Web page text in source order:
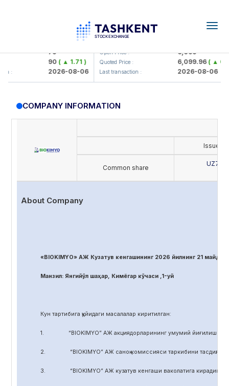
79
( ▲ 1.71 )
2026-08-06
UZMK (<O'zmetkombinat> AJ)
Open Price : 6,099
Quoted Price : 6,099.96( ▲ 0.08 )
Last transaction : 2026-08-06
COMPANY INFORMATION
Issue's
Common share
About Company
«BIOKIMYO» АЖ Кузатув кенгашининг 2026 йилнинг 21
Манзил: Янгийўл шаҳар, Кимёгар кўчаси ,1-уй
Кун тартибига қуйидаги масалалар киритилган:
1. “BIOKIMYO” АЖ акциядорларининг умумий йиғилиши
2. “BIOKIMYO” АЖ саноқ комиссияси таркибини тасдиқлаш.
3. “BIOKIMYO” АЖ кузатув кенгаши ваколатига кирадиган